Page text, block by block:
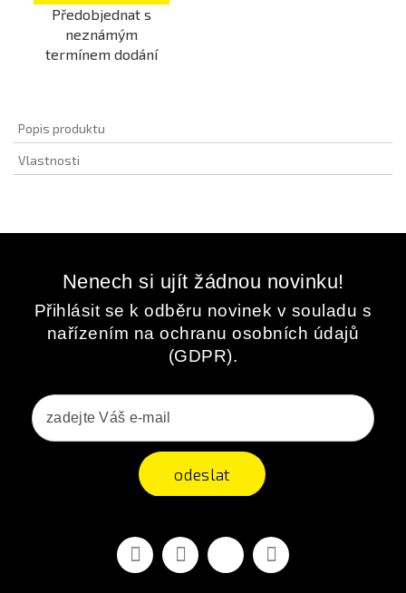
Předobjednat s
neznámým
termínem dodání
Popis produktu
Vlastnosti
Nenech si ujít žádnou novinku!
Přihlásit se k odběru novinek v souladu s
nařízením na ochranu osobních údajů
(GDPR).
odeslat
FacebookYouTubeVimeo Instagram